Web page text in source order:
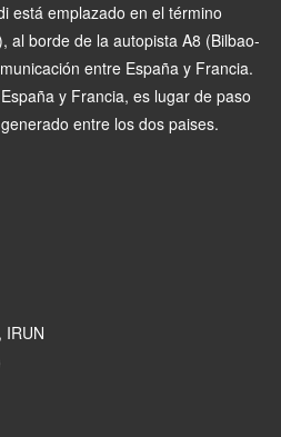
está emplazado en el término
al borde de la autopista A8 (Bilbao-
entre España y Francia.
y Francia, es lugar de paso
entre los dos paises.
IRUN